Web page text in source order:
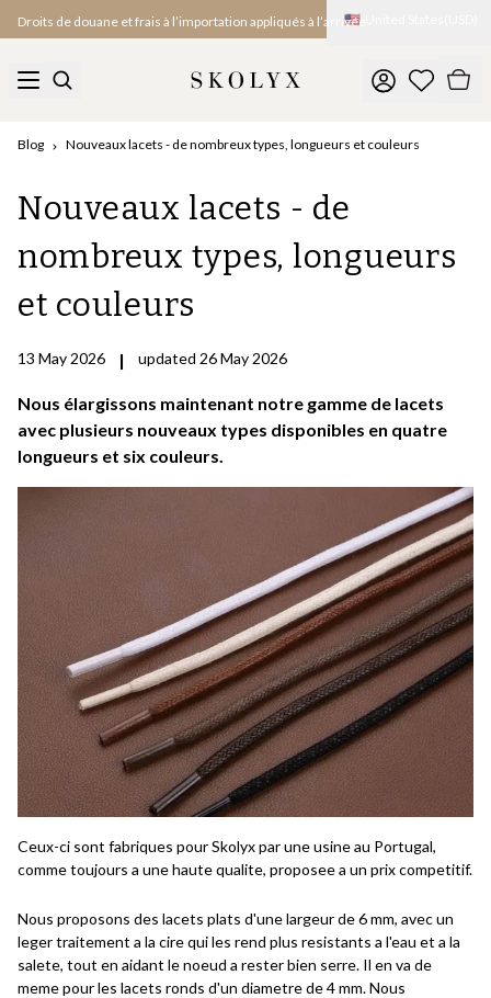
Droits de douane et frais à l’importation appliqués à l’arrivée
Livraisons express vers les États-Unis 🇺🇸
Blog Nouveaux lacets - de nombreux types, longueurs et couleurs
Nouveaux lacets - de
nombreux types, longueurs
et couleurs
13 May 2026 | updated 26 May 2026
Nous élargissons maintenant notre gamme de lacets
avec plusieurs nouveaux types disponibles en quatre
longueurs et six couleurs.
Ceux-ci sont fabriques pour Skolyx par une usine au Portugal,
comme toujours a une haute qualite, proposee a un prix competitif.
Nous proposons des lacets plats d'une largeur de 6 mm, avec un
leger traitement a la cire qui les rend plus resistants a l'eau et a la
salete, tout en aidant le noeud a rester bien serre. Il en va de
meme pour les lacets ronds d'un diametre de 4 mm. Nous